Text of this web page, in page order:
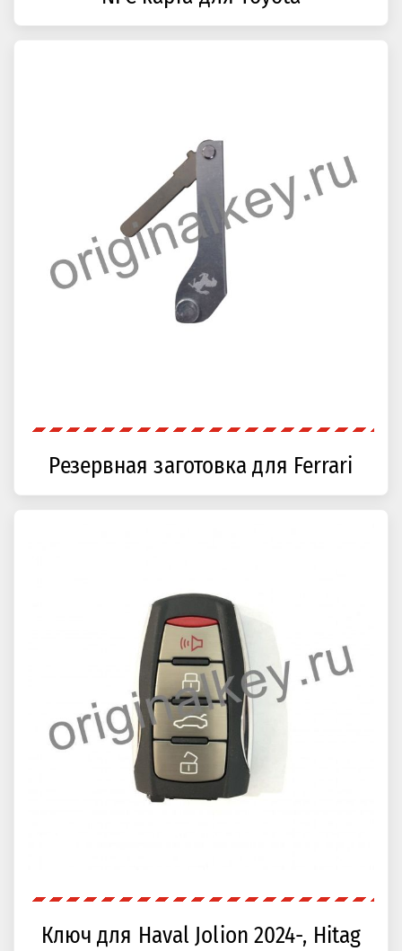
Резервная заготовка для Ferrari
Ключ для Haval Jolion 2024-, Hitag